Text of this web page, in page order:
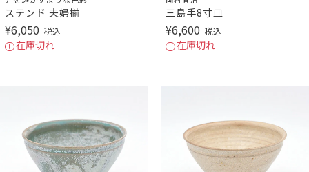
ステンド 夫婦揃
¥6,050 税込
在庫切れ
三島手8寸皿
¥6,600 税込
在庫切れ